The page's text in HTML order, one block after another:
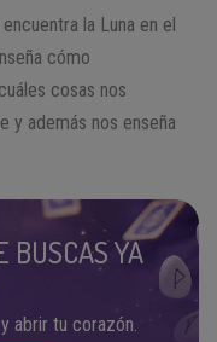
la Luna en el
cómo
cosas nos
y además nos enseña
BUSCAS YA
abrir tu corazón.